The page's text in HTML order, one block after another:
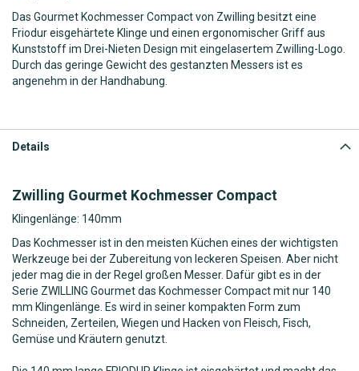
Das Gourmet Kochmesser Compact von Zwilling besitzt eine
Friodur eisgehärtete Klinge und einen ergonomischer Griff aus
Kunststoff im Drei-Nieten Design mit eingelasertem Zwilling-Logo.
Durch das geringe Gewicht des gestanzten Messers ist es
angenehm in der Handhabung.
Details
Zwilling Gourmet Kochmesser Compact
Klingenlänge: 140mm
Das Kochmesser ist in den meisten Küchen eines der wichtigsten
Werkzeuge bei der Zubereitung von leckeren Speisen. Aber nicht
jeder mag die in der Regel großen Messer. Dafür gibt es in der
Serie ZWILLING Gourmet das Kochmesser Compact mit nur 140
mm Klingenlänge. Es wird in seiner kompakten Form zum
Schneiden, Zerteilen, Wiegen und Hacken von Fleisch, Fisch,
Gemüse und Kräutern genutzt.